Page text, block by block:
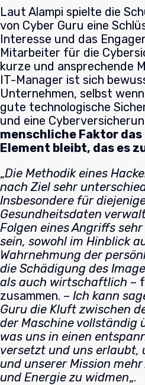
Laut Alampi spielte die
von Cyber Guru eine
Interesse und das
Mitarbeiter für die
kurze und ansprechende
IT-Manager ist sich
Unternehmen, selbst
gute technologische
und eine
menschliche Faktor
Element bleibt, das es
„Die Methodik eines
nach Ziel sehr
Insbesondere für
Gesundheitsdaten
Folgen eines Angriffs
sein, sowohl im Hinblick
Wahrnehmung der
die Schädigung des
als auch wirtschaftlich –
zusammen. – Ich kann
Guru die Kluft zwischen
der Maschine vollständig
was uns in einen
versetzt und uns erlaubt,
und unserer Mission
und Energie zu widmen„.